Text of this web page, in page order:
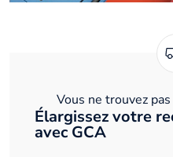
Vous ne trouvez
Élargissez votre
avec GCA